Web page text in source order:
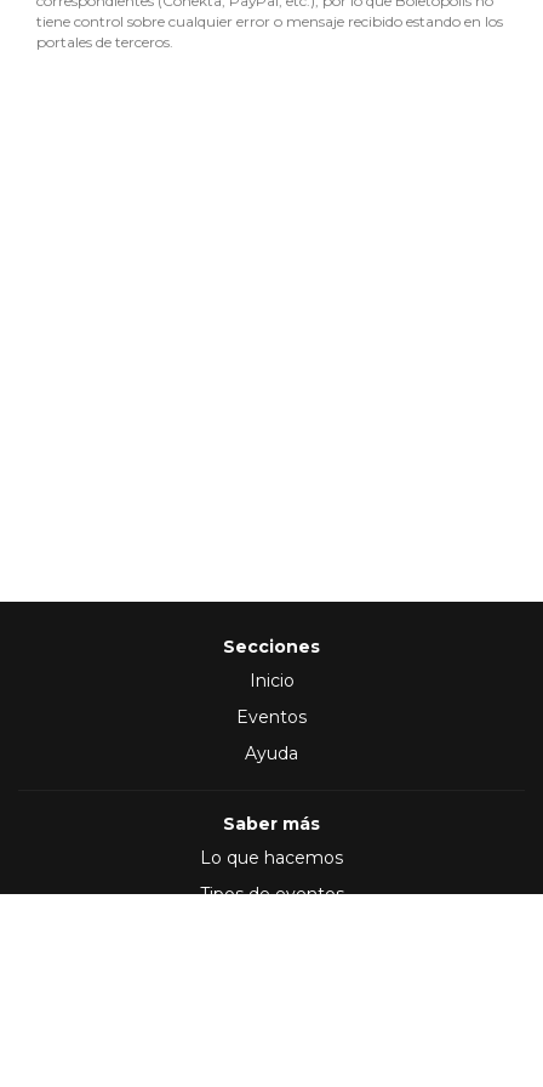
tiene control sobre cualquier error o mensaje recibido estando en los
portales de terceros.
Secciones
Inicio
Eventos
Ayuda
Saber más
Lo que hacemos
Tipos de eventos